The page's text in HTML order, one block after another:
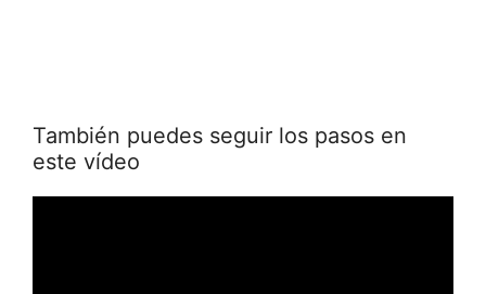
También puedes seguir los pasos en
este vídeo